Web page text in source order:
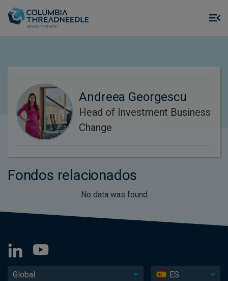
Andreea Georgescu
Head of Investment Business
Change
Fondos relacionados
No data was found
Global ES